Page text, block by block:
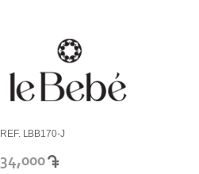
REF. LBB170-J
34,000